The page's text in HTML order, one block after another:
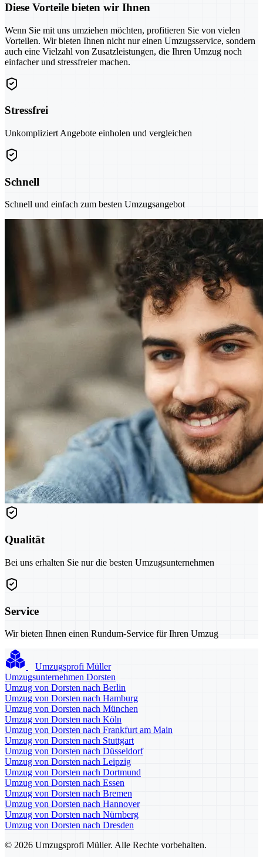
Diese Vorteile bieten wir Ihnen
Wenn Sie mit uns umziehen möchten, profitieren Sie von vielen
Vorteilen. Wir bieten Ihnen nicht nur einen Umzugsservice, sondern
auch eine Vielzahl von Zusatzleistungen, die Ihren Umzug noch
einfacher und stressfreier machen.
Stressfrei
Unkompliziert Angebote einholen und vergleichen
Schnell
Schnell und einfach zum besten Umzugsangebot
Qualität
Bei uns erhalten Sie nur die besten Umzugsunternehmen
Service
Wir bieten Ihnen einen Rundum-Service für Ihren Umzug
Umzugsprofi Müller
Umzugsunternehmen Dorsten
Umzug von Dorsten nach Berlin
Umzug von Dorsten nach Hamburg
Umzug von Dorsten nach München
Umzug von Dorsten nach Köln
Umzug von Dorsten nach Frankfurt am Main
Umzug von Dorsten nach Stuttgart
Umzug von Dorsten nach Düsseldorf
Umzug von Dorsten nach Leipzig
Umzug von Dorsten nach Dortmund
Umzug von Dorsten nach Essen
Umzug von Dorsten nach Bremen
Umzug von Dorsten nach Hannover
Umzug von Dorsten nach Nürnberg
Umzug von Dorsten nach Dresden
© 2026 Umzugsprofi Müller. Alle Rechte vorbehalten.